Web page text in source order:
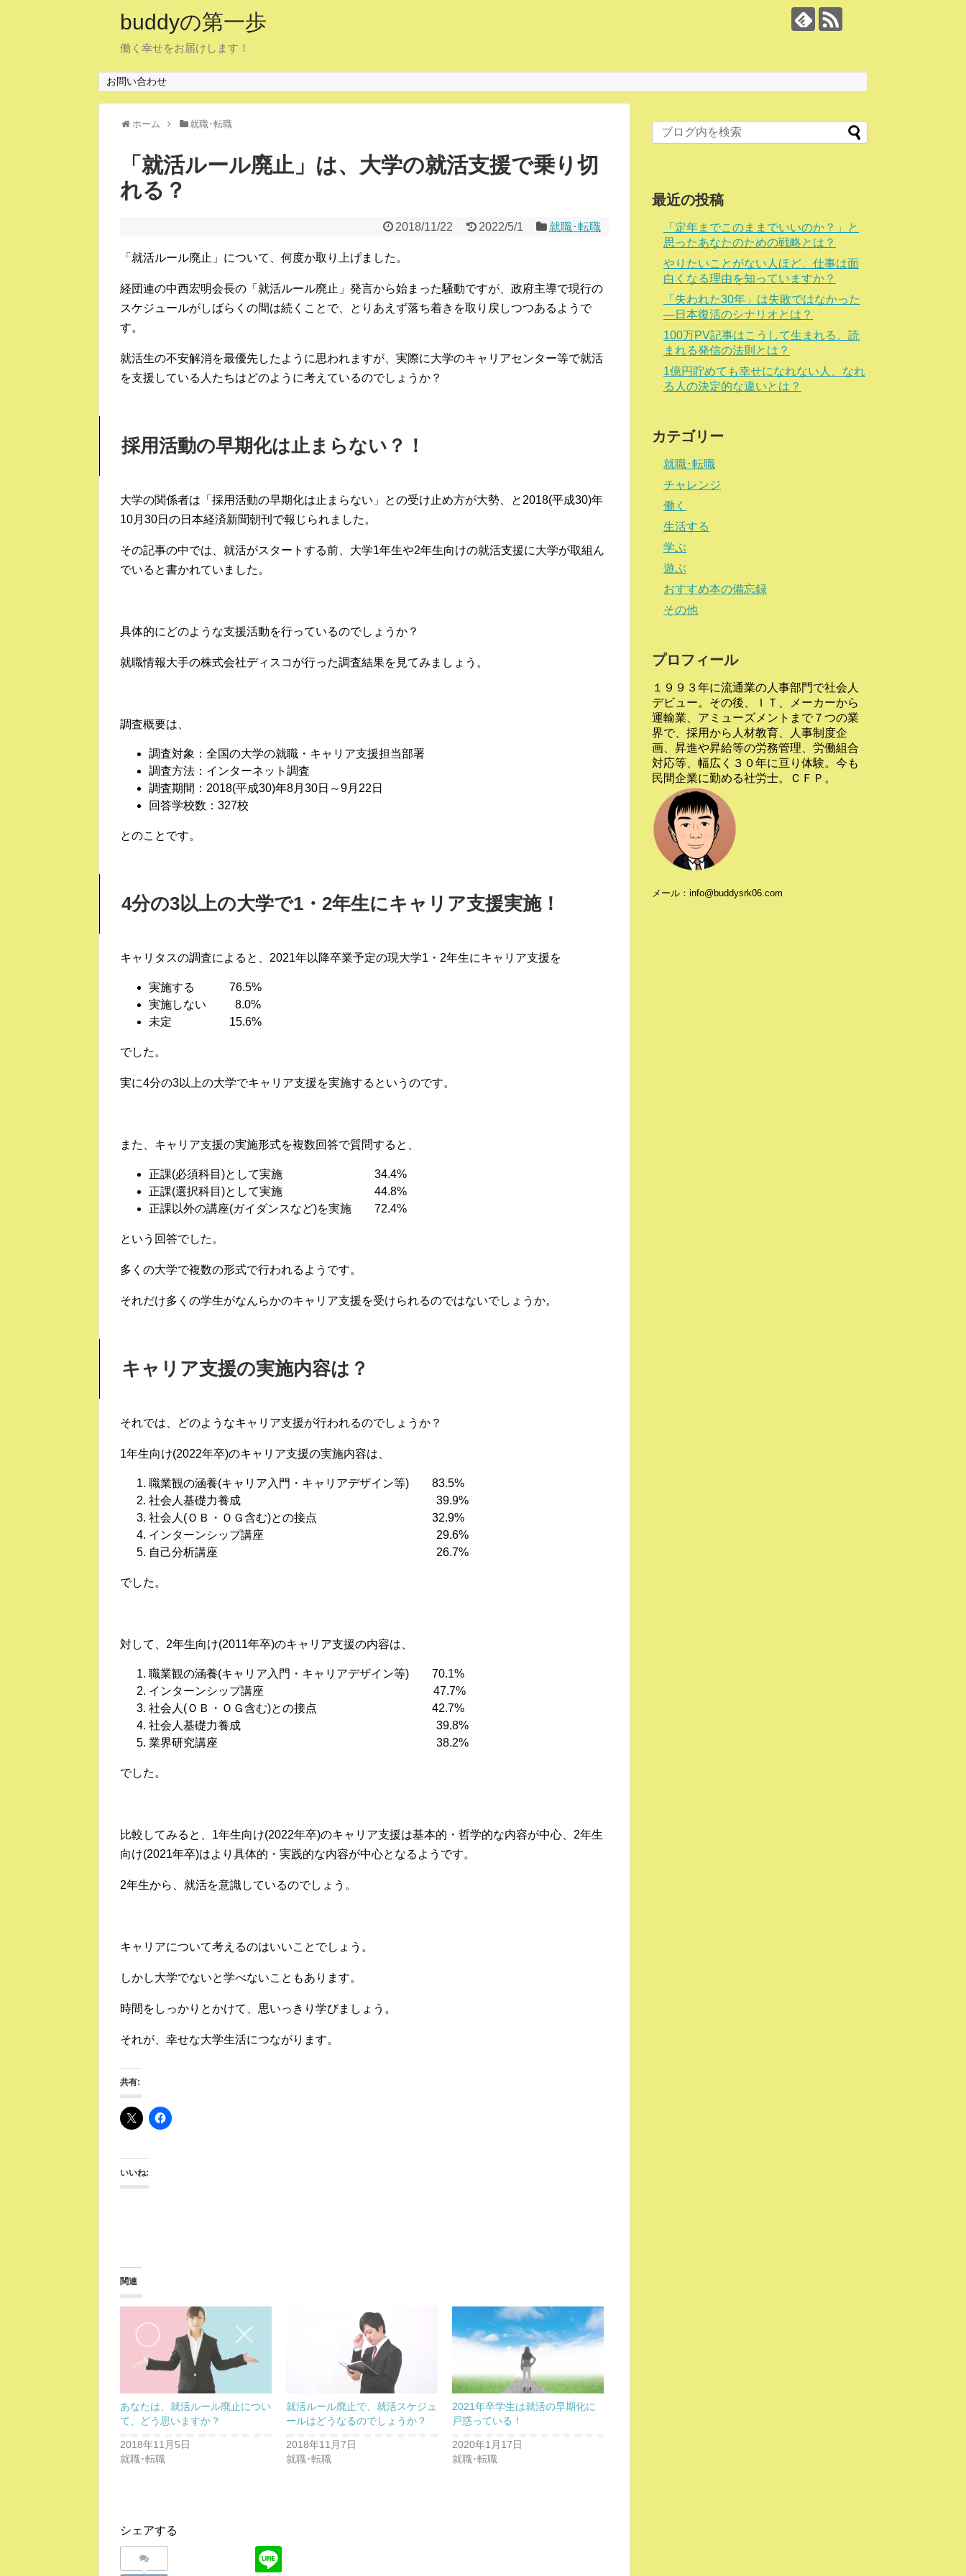
buddyの第一歩
働く幸せをお届けします！
お問い合わせ
ホーム 就職･転職
「就活ルール廃止」は、大学の就活支援で乗り切
れる？
2018/11/22 2022/5/1 就職･転職
「就活ルール廃止」について、何度か取り上げました。
経団連の中西宏明会長の「就活ルール廃止」発言から始まった騒動ですが、政府主導で現行の
スケジュールがしばらくの間は続くことで、とりあえず落ち着きを取り戻しつつあるようで
す。
就活生の不安解消を最優先したように思われますが、実際に大学のキャリアセンター等で就活
を支援している人たちはどのように考えているのでしょうか？
採用活動の早期化は止まらない？！
大学の関係者は「採用活動の早期化は止まらない」との受け止め方が大勢、と2018(平成30)年
10月30日の日本経済新聞朝刊で報じられました。
その記事の中では、就活がスタートする前、大学1年生や2年生向けの就活支援に大学が取組ん
でいると書かれていました。
具体的にどのような支援活動を行っているのでしょうか？
就職情報大手の株式会社ディスコが行った調査結果を見てみましょう。
調査概要は、
調査対象：全国の大学の就職・キャリア支援担当部署
調査方法：インターネット調査
調査期間：2018(平成30)年8月30日～9月22日
回答学校数：327校
とのことです。
4分の3以上の大学で1・2年生にキャリア支援実施！
キャリタスの調査によると、2021年以降卒業予定の現大学1・2年生にキャリア支援を
実施する 76.5%
実施しない 8.0%
未定 15.6%
でした。
実に4分の3以上の大学でキャリア支援を実施するというのです。
また、キャリア支援の実施形式を複数回答で質問すると、
正課(必須科目)として実施 34.4%
正課(選択科目)として実施 44.8%
正課以外の講座(ガイダンスなど)を実施 72.4%
という回答でした。
多くの大学で複数の形式で行われるようです。
それだけ多くの学生がなんらかのキャリア支援を受けられるのではないでしょうか。
キャリア支援の実施内容は？
それでは、どのようなキャリア支援が行われるのでしょうか？
1年生向け(2022年卒)のキャリア支援の実施内容は、
職業観の涵養(キャリア入門・キャリアデザイン等) 83.5%
社会人基礎力養成 39.9%
社会人(ＯＢ・ＯＧ含む)との接点 32.9%
インターンシップ講座 29.6%
自己分析講座 26.7%
でした。
対して、2年生向け(2011年卒)のキャリア支援の内容は、
職業観の涵養(キャリア入門・キャリアデザイン等) 70.1%
インターンシップ講座 47.7%
社会人(ＯＢ・ＯＧ含む)との接点 42.7%
社会人基礎力養成 39.8%
業界研究講座 38.2%
でした。
比較してみると、1年生向け(2022年卒)のキャリア支援は基本的・哲学的な内容が中心、2年生
向け(2021年卒)はより具体的・実践的な内容が中心となるようです。
2年生から、就活を意識しているのでしょう。
キャリアについて考えるのはいいことでしょう。
しかし大学でないと学べないこともあります。
時間をしっかりとかけて、思いっきり学びましょう。
それが、幸せな大学生活につながります。
共有:
いいね:
関連
あなたは、就活ルール廃止につい
て、どう思いますか？
2018年11月5日
就職･転職
就活ルール廃止で、就活スケジュ
ールはどうなるのでしょうか？
2018年11月7日
就職･転職
2021年卒学生は就活の早期化に
戸惑っている！
2020年1月17日
就職･転職
シェアする
最近の投稿
「定年までこのままでいいのか？」と
思ったあなたのための戦略とは？
やりたいことがない人ほど、仕事は面
白くなる理由を知っていますか？
「失われた30年」は失敗ではなかった
―日本復活のシナリオとは？
100万PV記事はこうして生まれる。読
まれる発信の法則とは？
1億円貯めても幸せになれない人、なれ
る人の決定的な違いとは？
カテゴリー
就職･転職
チャレンジ
働く
生活する
学ぶ
遊ぶ
おすすめ本の備忘録
その他
プロフィール
１９９３年に流通業の人事部門で社会人
デビュー。その後、ＩＴ、メーカーから
運輸業、アミューズメントまで７つの業
界で、採用から人材教育、人事制度企
画、昇進や昇給等の労務管理、労働組合
対応等、幅広く３０年に亘り体験。今も
民間企業に勤める社労士。ＣＦＰ。
メール：info@buddysrk06.com